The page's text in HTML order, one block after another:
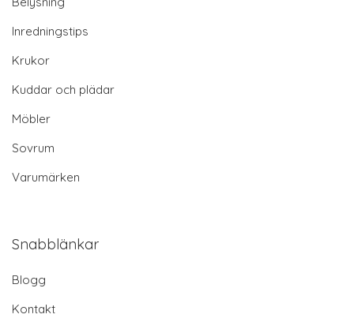
Inredningstips
Krukor
Kuddar och plädar
Möbler
Sovrum
Varumärken
Snabblänkar
Blogg
Kontakt